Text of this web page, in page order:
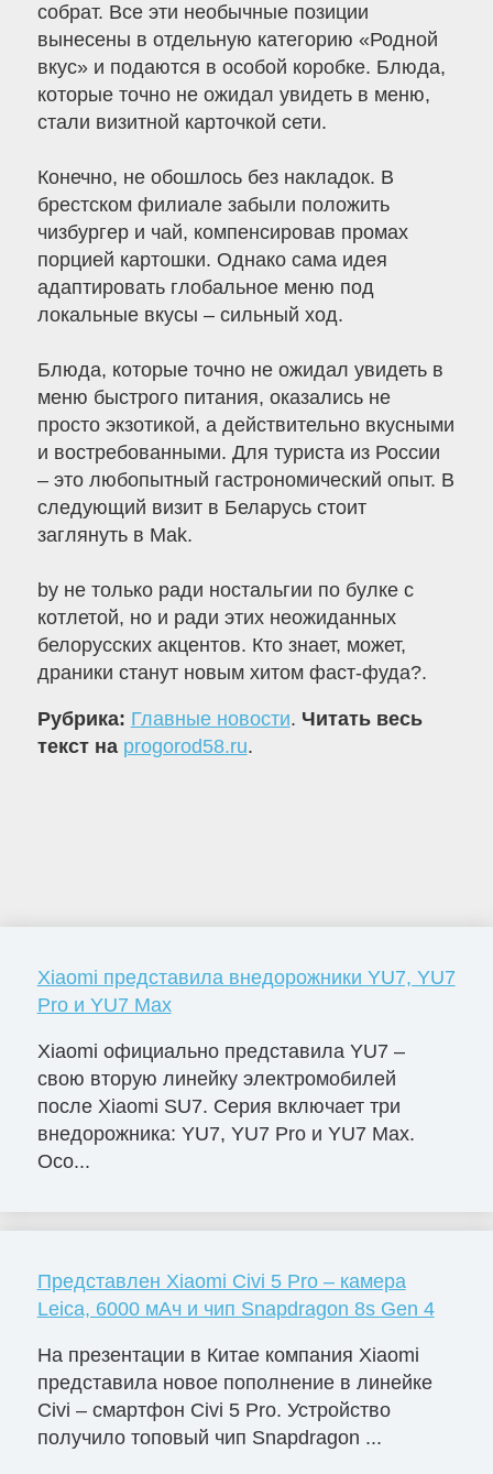
собрат. Все эти необычные позиции
вынесены в отдельную категорию «Родной
вкус» и подаются в особой коробке. Блюда,
которые точно не ожидал увидеть в меню,
стали визитной карточкой сети.
Конечно, не обошлось без накладок. В
брестском филиале забыли положить
чизбургер и чай, компенсировав промах
порцией картошки. Однако сама идея
адаптировать глобальное меню под
локальные вкусы – сильный ход.
Блюда, которые точно не ожидал увидеть в
меню быстрого питания, оказались не
просто экзотикой, а действительно вкусными
и востребованными. Для туриста из России
– это любопытный гастрономический опыт. В
следующий визит в Беларусь стоит
заглянуть в Mak.
by не только ради ностальгии по булке с
котлетой, но и ради этих неожиданных
белорусских акцентов. Кто знает, может,
драники станут новым хитом фаст-фуда?.
Рубрика: Главные новости. Читать весь
текст на progorod58.ru.
Xiaomi представила внедорожники YU7, YU7
Pro и YU7 Max
Xiaomi официально представила YU7 –
свою вторую линейку электромобилей
после Xiaomi SU7. Серия включает три
внедорожника: YU7, YU7 Pro и YU7 Max.
Осо...
Представлен Xiaomi Civi 5 Pro – камера
Leica, 6000 мАч и чип Snapdragon 8s Gen 4
На презентации в Китае компания Xiaomi
представила новое пополнение в линейке
Civi – смартфон Civi 5 Pro. Устройство
получило топовый чип Snapdragon ...